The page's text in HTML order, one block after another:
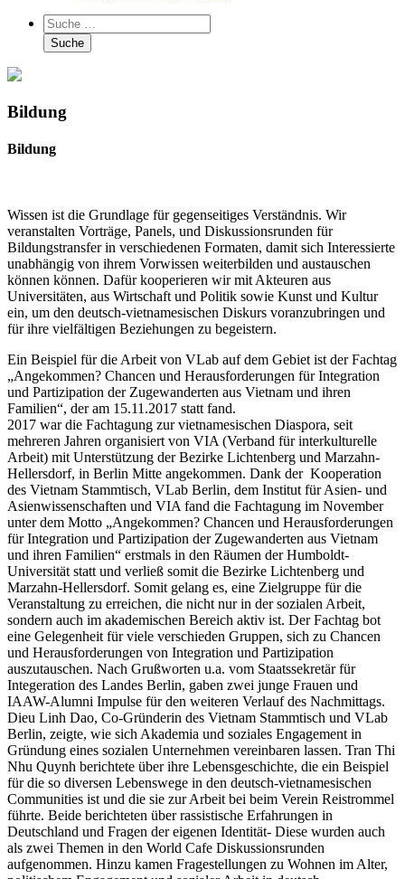
Bildung
Bildung
Wissen ist die Grundlage für gegenseitiges Verständnis. Wir
veranstalten Vorträge, Panels, und Diskussionsrunden für
Bildungstransfer in verschiedenen Formaten, damit sich Interessierte
unabhängig von ihrem Vorwissen weiterbilden und austauschen
können können. Dafür kooperieren wir mit Akteuren aus
Universitäten, aus Wirtschaft und Politik sowie Kunst und Kultur
ein, um den deutsch-vietnamesischen Diskurs voranzubringen und
für ihre vielfältigen Beziehungen zu begeistern.
Ein Beispiel für die Arbeit von VLab auf dem Gebiet ist der Fachtag
„Angekommen? Chancen und Herausforderungen für Integration
und Partizipation der Zugewanderten aus Vietnam und ihren
Familien“, der am 15.11.2017 statt fand.
2017 war die Fachtagung zur vietnamesischen Diaspora, seit
mehreren Jahren organisiert von VIA (Verband für interkulturelle
Arbeit) mit Unterstützung der Bezirke Lichtenberg und Marzahn-
Hellersdorf, in Berlin Mitte angekommen. Dank der Kooperation
des Vietnam Stammtisch, VLab Berlin, dem Institut für Asien- und
Asienwissenschaften und VIA fand die Fachtagung im November
unter dem Motto „Angekommen? Chancen und Herausforderungen
für Integration und Partizipation der Zugewanderten aus Vietnam
und ihren Familien“ erstmals in den Räumen der Humboldt-
Universität statt und verließ somit die Bezirke Lichtenberg und
Marzahn-Hellersdorf. Somit gelang es, eine Zielgruppe für die
Veranstaltung zu erreichen, die nicht nur in der sozialen Arbeit,
sondern auch im akademischen Bereich aktiv ist. Der Fachtag bot
eine Gelegenheit für viele verschieden Gruppen, sich zu Chancen
und Herausforderungen von Integration und Partizipation
auszutauschen. Nach Grußworten u.a. vom Staatssekretär für
Integeration des Landes Berlin, gaben zwei junge Frauen und
IAAW-Alumni Impulse für den weiteren Verlauf des Nachmittags.
Dieu Linh Dao, Co-Gründerin des Vietnam Stammtisch und VLab
Berlin, zeigte, wie sich Akademia und soziales Engagement in
Gründung eines sozialen Unternehmen vereinbaren lassen. Tran Thi
Nhu Quynh berichtete über ihre Lebensgeschichte, die ein Beispiel
für die so diversen Lebenswege in den deutsch-vietnamesischen
Communities ist und die sie zur Arbeit bei beim Verein Reistrommel
führte. Beide berichteten über rassistische Erfahrungen in
Deutschland und Fragen der eigenen Identität- Diese wurden auch
als zwei Themen in den World Cafe Diskussionsrunden
aufgenommen. Hinzu kamen Fragestellungen zu Wohnen im Alter,